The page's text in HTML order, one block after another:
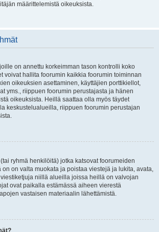
määrittelemistä oikeuksista.
on annettu korkeimman tason kontrolli koko
voivat hallita foorumin kaikkia foorumin toiminnan
oikeuksien asettaminen, käyttäjien porttikiellot,
yms., riippuen foorumin perustajasta ja hänen
oikeuksista. Heillä saattaa olla myös täydet
keskustelualueilla, riippuen foorumin perustajan
ryhmä henkilöitä) jotka katsovat foorumeiden
on valta muokata ja poistaa viestejä ja lukita, avata,
niillä alueilla joissa heillä on valvojan
ovat paikalla estämässä aiheen vierestä
vastaisen materiaalin lähettämistä.